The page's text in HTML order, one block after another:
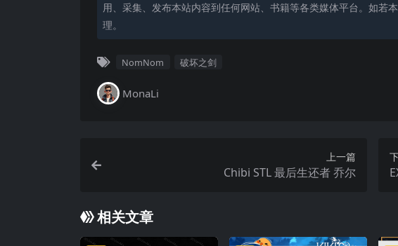
用、采集、发布本站内容到任何网站、书籍等各类媒体平台。如若
理。
NomNom 破坏之剑
MonaLi
上一篇
Chibi STL 最后生还者 乔尔
相关文章